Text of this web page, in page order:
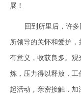
展！
回到所里后，许
所领导的关怀和爱护
有意义，收获良多。
炼，压力得以释放，
起活动，亲密接触，